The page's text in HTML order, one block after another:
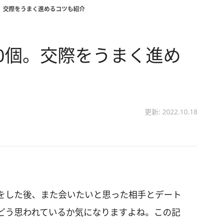
際をうまく進めるコツも紹介
。交際をうまく進め
更新: 2022.10.18
た後、また会いたいと思った相手とデート
思われているか気になりますよね。この記